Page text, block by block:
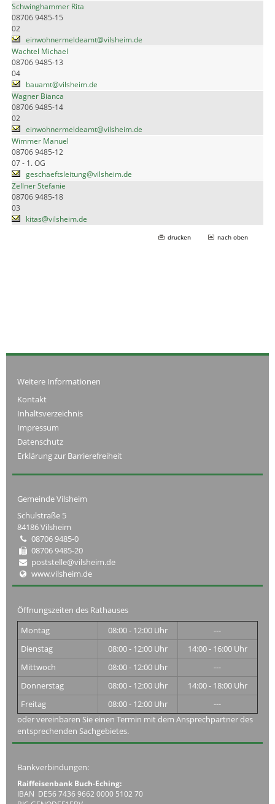
Schwinghammer Rita
08706 9485-15
02
einwohnermeldeamt@vilsheim.de
Wachtel Michael
08706 9485-13
04
bauamt@vilsheim.de
Wagner Bianca
08706 9485-14
02
einwohnermeldeamt@vilsheim.de
Wimmer Manuel
08706 9485-12
07 - 1. OG
geschaeftsleitung@vilsheim.de
Zellner Stefanie
08706 9485-18
03
kitas@vilsheim.de
drucken nach oben
Weitere Informationen
Kontakt
Inhaltsverzeichnis
Impressum
Datenschutz
Erklärung zur Barrierefreiheit
Gemeinde Vilsheim
Schulstraße 5
84186 Vilsheim
08706 9485-0
08706 9485-20
poststelle@vilsheim.de
www.vilsheim.de
Öffnungszeiten des Rathauses
Montag
08:00 - 12:00 Uhr
---
Dienstag
08:00 - 12:00 Uhr
14:00 - 16:00 Uhr
Mittwoch
08:00 - 12:00 Uhr
---
Donnerstag
08:00 - 12:00 Uhr
14:00 - 18:00 Uhr
Freitag
08:00 - 12:00 Uhr
---
oder vereinbaren Sie einen Termin mit dem Ansprechpartner des
entsprechenden Sachgebietes.
Bankverbindungen:
Raiffeisenbank Buch-Eching:
IBAN DE56 7436 9662 0000 5102 70